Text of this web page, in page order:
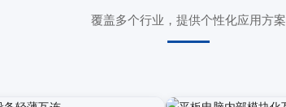
覆盖多个行业，提供个性化应用方案